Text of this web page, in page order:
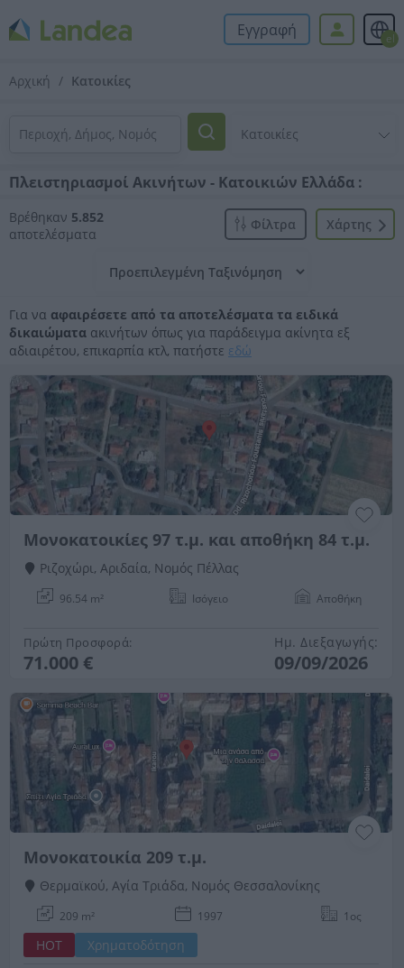
Εγγραφή el
Αρχική Κατοικίες
Πλειστηριασμοί Ακινήτων - Κατοικιών Ελλάδα :
Βρέθηκαν 5.852
αποτελέσματα
Xάρτης
Φίλτρα
Για να αφαιρέσετε από τα αποτελέσματα τα ειδικά
δικαιώματα ακινήτων όπως για παράδειγμα ακίνητα εξ
αδιαιρέτου, επικαρπία κτλ, πατήστε εδώ
Μονοκατοικίες 97 τ.μ. και αποθήκη 84 τ.μ.
Ριζοχώρι, Αριδαία, Νομός Πέλλας
96.54 m² Ισόγειο Αποθήκη
Πρώτη Προσφορά:
71.000 €
Ημ. Διεξαγωγής:
09/09/2026
Μονοκατοικία 209 τ.μ.
Θερμαϊκού, Αγία Τριάδα, Νομός Θεσσαλονίκης
209 m² 1997 1ος
HOT Χρηματοδότηση